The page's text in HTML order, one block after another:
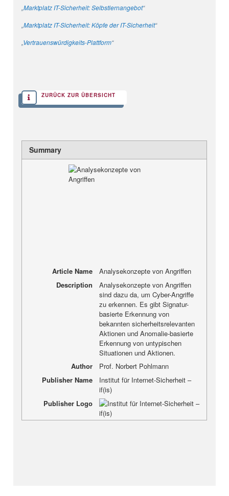
„Marktplatz IT-Sicherheit: Selbstlernangebot“
„Marktplatz IT-Sicherheit: Köpfe der IT-Sicherheit“
„Vertrauenswürdigkeits-Plattform“
ZURÜCK ZUR ÜBERSICHT
Summary
Article Name
Analysekonzepte von Angriffen
Description
Analysekonzepte von Angriffen
sind dazu da, um Cyber-Angriffe
zu erkennen. Es gibt Signatur-
basierte Erkennung von
bekannten sicherheitsrelevanten
Aktionen und Anomalie-basierte
Erkennung von untypischen
Situationen und Aktionen.
Author
Prof. Norbert Pohlmann
Publisher Name
Institut für Internet-Sicherheit –
if(is)
Publisher Logo